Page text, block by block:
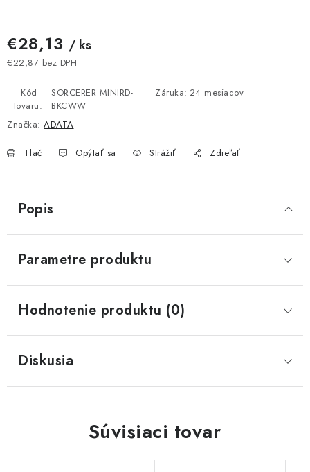
€28,13 / ks
€22,87 bez DPH
Kód
tovaru:
SORCERER MINIRD-
BKCWW
Záruka: 24 mesiacov
Značka: ADATA
Tlač Opýtať sa Strážiť Zdieľať
Popis
Parametre produktu
Hodnotenie produktu (0)
Diskusia
Súvisiaci tovar